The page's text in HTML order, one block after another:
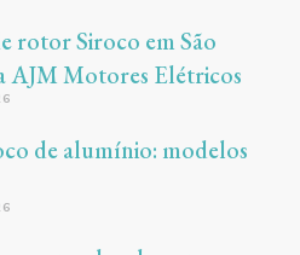
rotor Siroco em São
AJM Motores Elétricos
de alumínio: modelos